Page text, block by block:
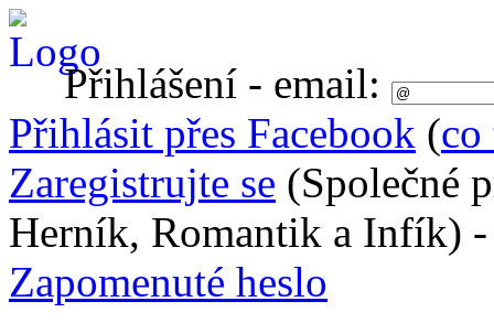
Přihlášení - email:
Přihlásit přes Facebook (co
Zaregistrujte se (Společné
Herník, Romantik a Infík)
Zapomenuté heslo